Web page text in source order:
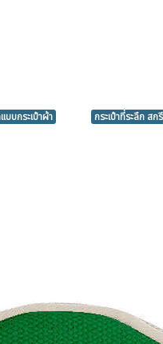
บบกระเป๋าผ้า กระเป๋าที่ระลึก สก